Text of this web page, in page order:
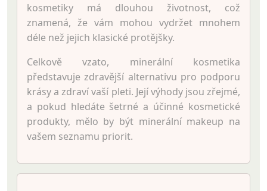
kosmetiky má dlouhou životnost, což
znamená, že vám mohou vydržet mnohem
déle než jejich klasické protějšky.
Celkově vzato, minerální kosmetika
představuje zdravější alternativu pro podporu
krásy a zdraví vaší pleti. Její výhody jsou zřejmé,
a pokud hledáte šetrné a účinné kosmetické
produkty, mělo by být minerální makeup na
vašem seznamu priorit.